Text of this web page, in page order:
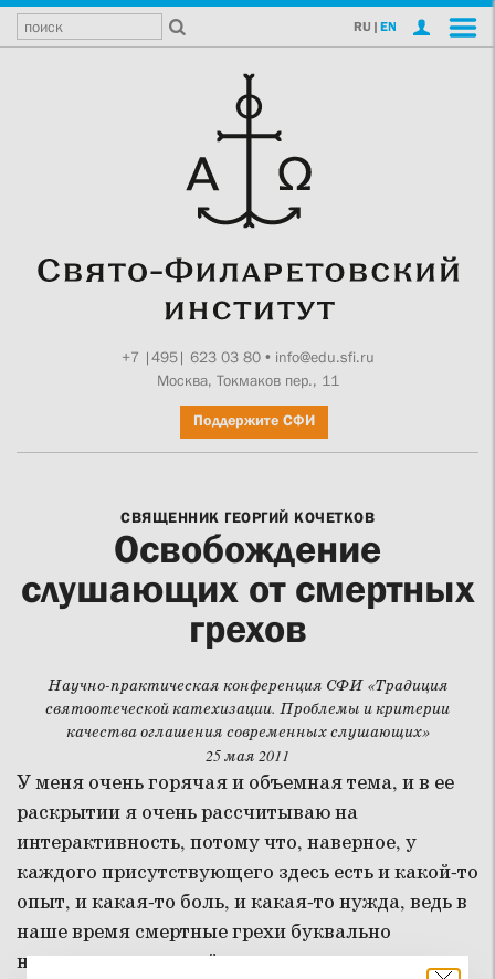
RU | EN
+7 |495| 623 03 80• info@edu.sfi.ru
Москва, Токмаков пер., 11
Поддержите СФИ
СВЯЩЕННИК ГЕОРГИЙ КОЧЕТКОВ
Освобождение
слушающих от смертных
грехов
Научно-практическая конференция СФИ «Традиция
святоотеческой катехизации. Проблемы и критерии
качества оглашения современных слушающих»
25 мая 2011
У меня очень горячая и объемная тема, и в ее
раскрытии я очень рассчитываю на
интерактивность, потому что, наверное, у
каждого присутствующего здесь есть и какой-то
опыт, и какая-то боль, и какая-то нужда, ведь в
наше время смертные грехи буквально
нахлынули на людей.